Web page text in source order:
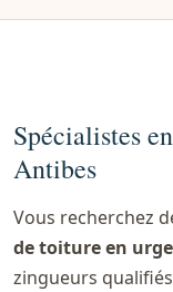
Spécialistes
Antibes
Vous recherchez
de toiture en
zingueurs